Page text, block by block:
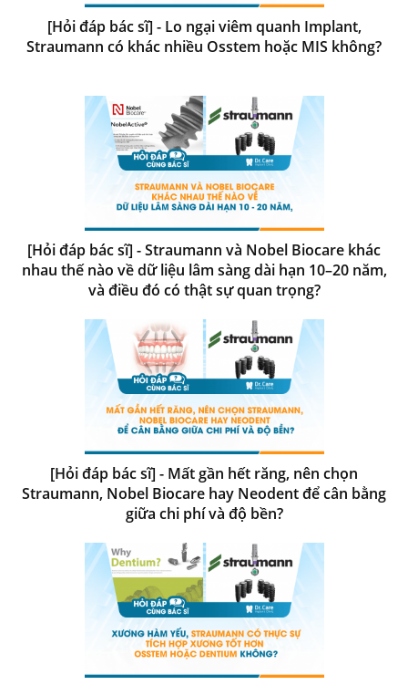
[Hỏi đáp bác sĩ] - Lo ngại viêm quanh Implant,
Straumann có khác nhiều Osstem hoặc MIS không?
[Hỏi đáp bác sĩ] - Straumann và Nobel Biocare khác
nhau thế nào về dữ liệu lâm sàng dài hạn 10–20 năm,
và điều đó có thật sự quan trọng?
[Hỏi đáp bác sĩ] - Mất gần hết răng, nên chọn
Straumann, Nobel Biocare hay Neodent để cân bằng
giữa chi phí và độ bền?